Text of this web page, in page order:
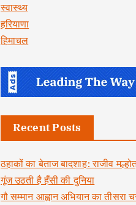
स्वास्थ्य
हरियाणा
हिमाचल
Recent Posts
ठहाकों का बेताज बादशाह: राजीव
गूंज उठती है हँसी की दुनिया
गौ सम्मान आह्वान अभियान का तीसरा